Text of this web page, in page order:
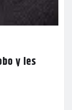
y les